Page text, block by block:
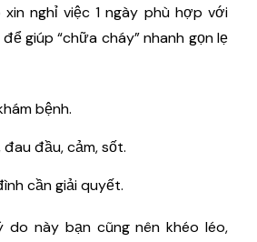
nghỉ việc 1 ngày phù hợp với
giúp “chữa cháy” nhanh gọn lẹ
bệnh.
đau đầu, cảm, sốt.
cần giải quyết.
do này bạn cũng nên khéo léo,